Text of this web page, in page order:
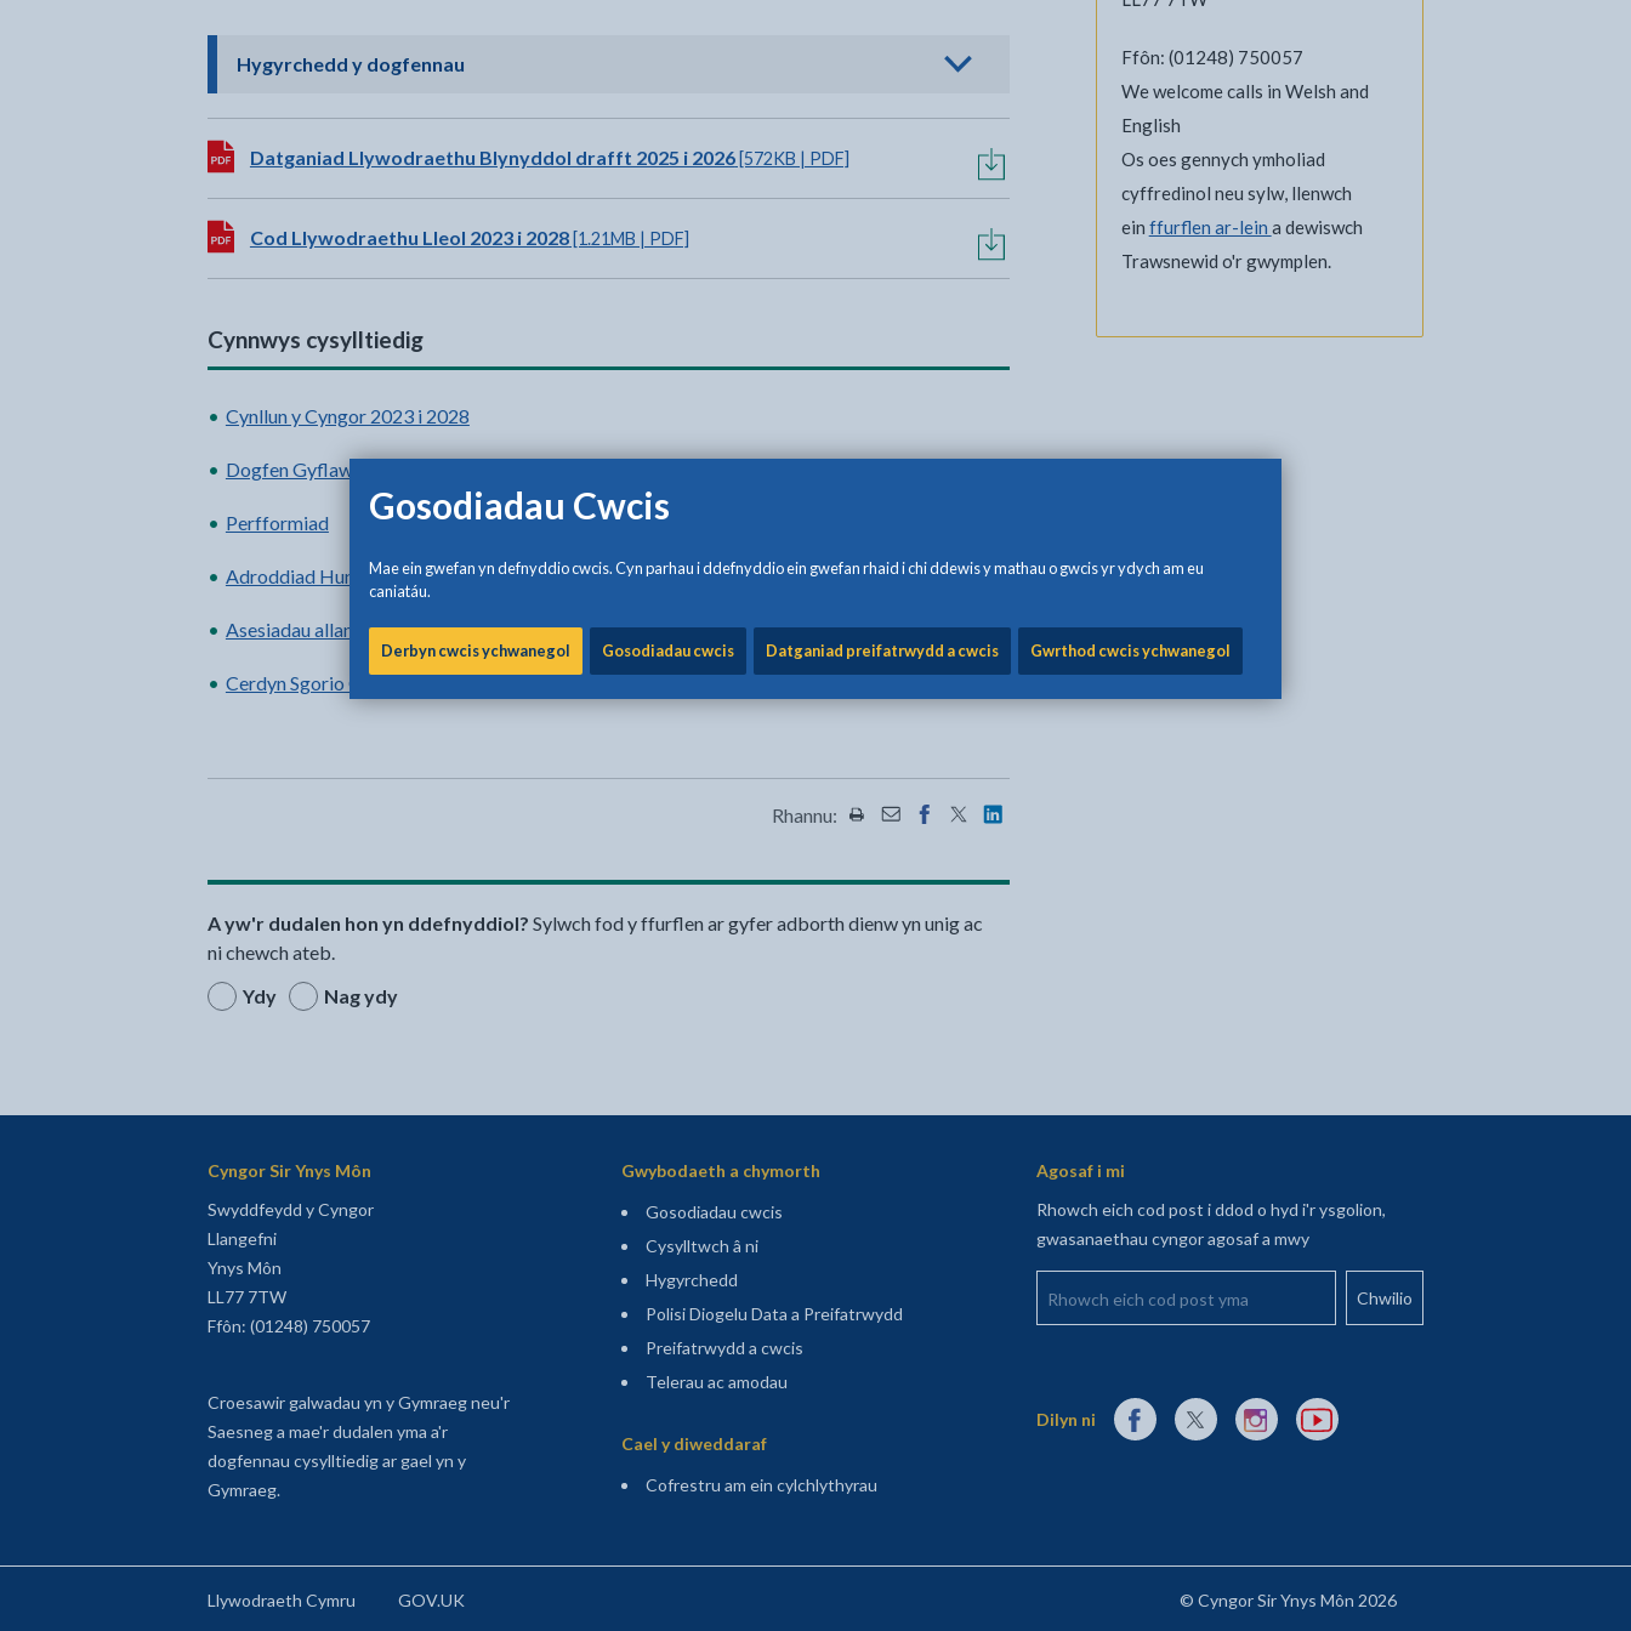
Gosodiadau Cwcis
Mae ein gwefan yn defnyddio cwcis. Cyn parhau i ddefnyddio ein gwefan rhaid i chi ddewis y mathau o gwcis yr ydych am eu
caniatáu.
Derbyn cwcis ychwanegol Gosodiadau cwcis Datganiad preifatrwydd a cwcis Gwrthod cwcis ychwanegol
Hygyrchedd y dogfennau- cliciwch i weld opsiynau
Lawrlwytho:
Datganiad Llywodraethu Blynyddol drafft 2025 i 2026[572KB | PDF]
Lawrlwytho:
Cod Llywodraethu Lleol 2023 i 2028[1.21MB | PDF]
Cynnwys cysylltiedig
Cynllun y Cyngor 2023 i 2028
Dogfen Gyflawni Flynyddol
Perfformiad
Adroddiad Hunanasesu
Asesiadau allanol
Cerdyn Sgorio Corfforaethol
Rhannu: Rhannwch y dudalen hon wrth Printio
Rhannwch y dudalen hon wrth Ebost
Rhannwch y dudalen hon ar Facebook - yn agor mewn tab newydd
Rhannwch y dudalen hon ar Twitter - yn agor mewn tab newydd
Rhannwch y dudalen hon ar LinkedIn - yn agor mewn tab newydd
A yw'r dudalen hon yn ddefnyddiol? Sylwch fod y ffurflen ar gyfer adborth dienw yn unig ac
ni chewch ateb.
Ydy
Nag ydy
Ffôn: (01248) 750057
We welcome calls in Welsh and
English
Os oes gennych ymholiad
cyffredinol neu sylw, llenwch
ein ffurflen ar-lein a dewiswch
Trawsnewid o'r gwymplen.
Cyngor Sir Ynys Môn
Swyddfeydd y Cyngor
Llangefni
Ynys Môn
LL77 7TW
Ffôn: (01248) 750057
Croesawir galwadau yn y Gymraeg neu'r
Saesneg a mae'r dudalen yma a'r
dogfennau cysylltiedig ar gael yn y
Gymraeg.
Gwybodaeth a chymorth
Gosodiadau cwcis
Cysylltwch â ni
Hygyrchedd
Polisi Diogelu Data a Preifatrwydd
Preifatrwydd a cwcis
Telerau ac amodau
Cael y diweddaraf
Cofrestru am ein cylchlythyrau
Agosaf i mi
Rhowch eich cod post i ddod o hyd i'r ysgolion,
gwasanaethau cyngor agosaf a mwy
Rhowch eich cod post yma
Dilyn ni Dolen allanol i Facebook yn agor mewn tab newydd
Dolen allanol i X (Twitter) yn agor mewn tab newydd
Dolen allanol i Instagram yn agor mewn tab newydd
Dolen allanol i YouTube yn agor mewn tab
Llywodraeth Cymru GOV.UK © Cyngor Sir Ynys Môn 2026